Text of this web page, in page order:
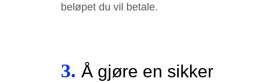
beløpet du vil betale.
3. Å gjøre en sikker